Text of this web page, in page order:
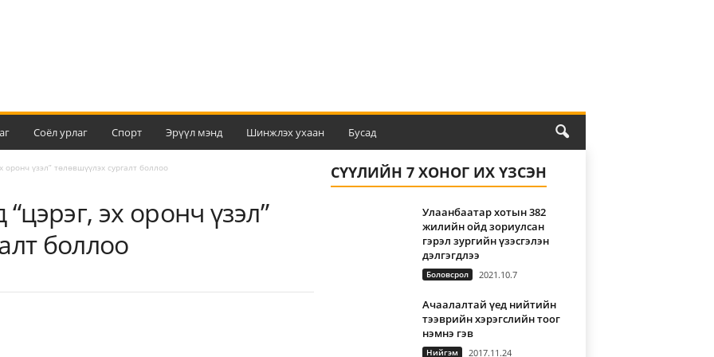
Соёл урлаг Спорт Эрүүл мэнд Шинжлэх ухаан Бусад
оронч үзэл” төлөвшүүлэх сургалт боллоо
эх оронч үзэл”
боллоо
СҮҮЛИЙН 7 ХОНОГ ИХ ҮЗСЭН
Улаанбаатар хотын 382
жилийн ойд зориулсан
гэрэл зургийн үзэсгэлэн
дэлгэгдлээ
Боловсрол 2021.10.7
Ачаалалтай үед нийтийн
тээврийн хэрэгслийн тоог
нэмнэ гэв
Нийгэм 2017.11.24